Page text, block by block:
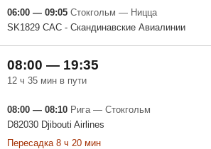
06:00 — 09:05 Стокгольм — Ницца
SK1829 САС - Скандинавские Авиалинии
08:00 — 19:35
12 ч 35 мин в пути
08:00 — 08:10 Рига — Стокгольм
D82030 Djibouti Airlines
Пересадка 8 ч 20 мин